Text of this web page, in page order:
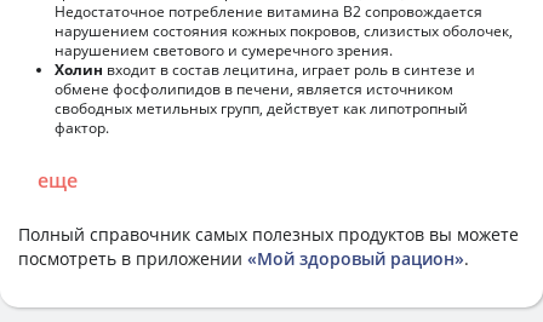
Недостаточное потребление витамина В2 сопровождается
нарушением состояния кожных покровов, слизистых оболочек,
нарушением светового и сумеречного зрения.
Холин входит в состав лецитина, играет роль в синтезе и
обмене фосфолипидов в печени, является источником
свободных метильных групп, действует как липотропный
фактор.
еще
Полный справочник самых полезных продуктов вы можете
посмотреть в приложении «Мой здоровый рацион».